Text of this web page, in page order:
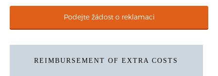
Podejte žádost o reklamaci
REIMBURSEMENT OF EXTRA COSTS